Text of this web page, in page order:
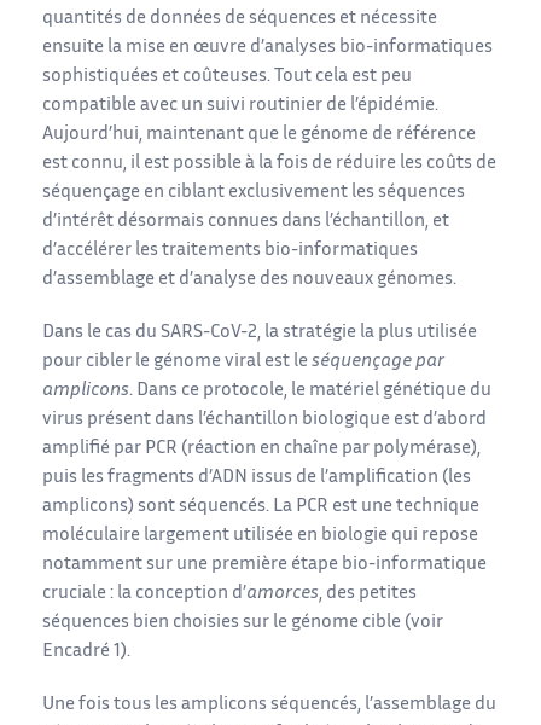
quantités de données de séquences et nécessite
ensuite la mise en œuvre d’analyses bio-informatiques
sophistiquées et coûteuses. Tout cela est peu
compatible avec un suivi routinier de l’épidémie.
Aujourd’hui, maintenant que le génome de référence
est connu, il est possible à la fois de réduire les coûts de
séquençage en ciblant exclusivement les séquences
d’intérêt désormais connues dans l’échantillon, et
d’accélérer les traitements bio-informatiques
d’assemblage et d’analyse des nouveaux génomes.
Dans le cas du SARS-CoV-2, la stratégie la plus utilisée
pour cibler le génome viral est le séquençage par
amplicons. Dans ce protocole, le matériel génétique du
virus présent dans l’échantillon biologique est d’abord
amplifié par PCR (réaction en chaîne par polymérase),
puis les fragments d’ADN issus de l’amplification (les
amplicons) sont séquencés. La PCR est une technique
moléculaire largement utilisée en biologie qui repose
notamment sur une première étape bio-informatique
cruciale : la conception d’amorces, des petites
séquences bien choisies sur le génome cible (voir
Encadré 1).
Une fois tous les amplicons séquencés, l’assemblage du